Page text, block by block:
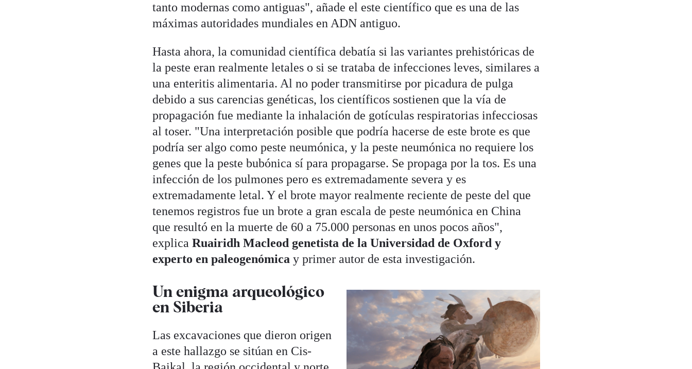
tanto modernas como antiguas", añade el este científico que es una de las
máximas autoridades mundiales en ADN antiguo.
Hasta ahora, la comunidad científica debatía si las variantes prehistóricas de
la peste eran realmente letales o si se trataba de infecciones leves, similares a
una enteritis alimentaria. Al no poder transmitirse por picadura de pulga
debido a sus carencias genéticas, los científicos sostienen que la vía de
propagación fue mediante la inhalación de gotículas respiratorias infecciosas
al toser. "Una interpretación posible que podría hacerse de este brote es que
podría ser algo como peste neumónica, y la peste neumónica no requiere los
genes que la peste bubónica sí para propagarse. Se propaga por la tos. Es una
infección de los pulmones pero es extremadamente severa y es
extremadamente letal. Y el brote mayor realmente reciente de peste del que
tenemos registros fue un brote a gran escala de peste neumónica en China
que resultó en la muerte de 60 a 75.000 personas en unos pocos años",
explica Ruairidh Macleod genetista de la Universidad de Oxford y
experto en paleogenómicay primer autor de esta investigación.
Un enigma arqueológico
en Siberia
Las excavaciones que dieron origen
a este hallazgo se sitúan en Cis-